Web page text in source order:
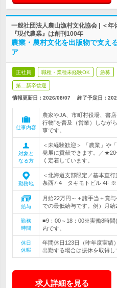
一般社団法人農山漁村文化協会 | ＜
『現代農業』は創刊100年
農業・農村文化を出版物で支え
ア
正社員 職種・業種未経験OK 急募
第二新卒歓迎
情報更新日：2026/08/07 終了予定日：
仕事内容
農家やJA、市町村役場、書
行物”を普及（営業）しなが
事です。
対象と
なる方
＜未経験歓迎＞ 「農業」や
発展に貢献できます。／
く定着しています。
勤務地
＜北海道支部限定／基本直
条西7-4 タキモトビル 4F ※
給与
月給22万円～＋諸手当＋賞
での最低給与です。例）月
勤務
時間
■9：00～18：00※実働8時
内です。
休日
休暇
年間休日123日（昨年度実
出勤する場合は振休を取得し
求人詳細を見る